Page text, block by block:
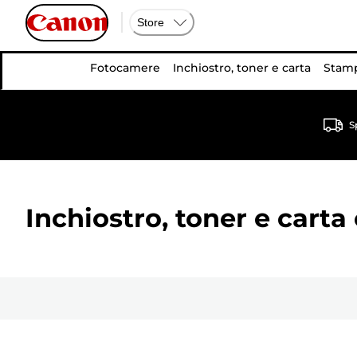
Store
Fotocamere Inchiostro, toner e carta
Inchiostro, toner e